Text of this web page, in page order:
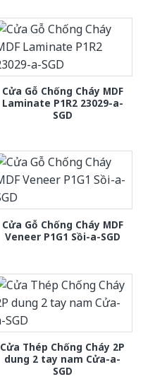
Cửa Gỗ Chống Cháy MDF
Laminate P1R2 23029-a-
SGD
Cửa Gỗ Chống Cháy MDF
Veneer P1G1 Sồi-a-SGD
Cửa Thép Chống Cháy 2P
dung 2 tay nam Cửa-a-
SGD